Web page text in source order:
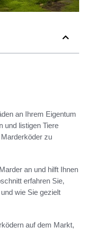
an Ihrem Eigentum
und listigen Tiere
zu
an und hilft Ihnen
erfahren Sie,
wie Sie gezielt
auf dem Markt,